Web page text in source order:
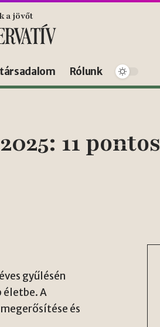
a jövőt
Rólunk
11 pontos
gyűlésén
életbe. A
és